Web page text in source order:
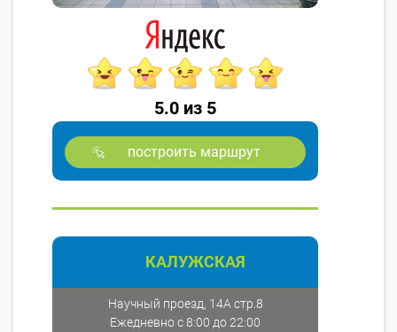
5.0 из 5
построить маршрут
КАЛУЖСКАЯ
Научный проезд, 14А стр.8
Ежедневно с 8:00 до 22:00